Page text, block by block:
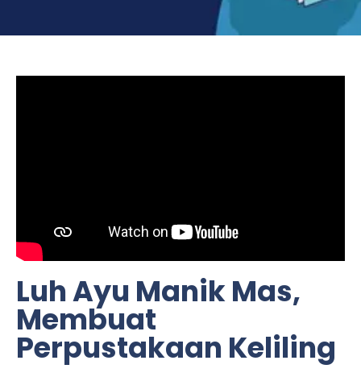
Luh Ayu Manik Mas,
Membuat
Perpustakaan Keliling